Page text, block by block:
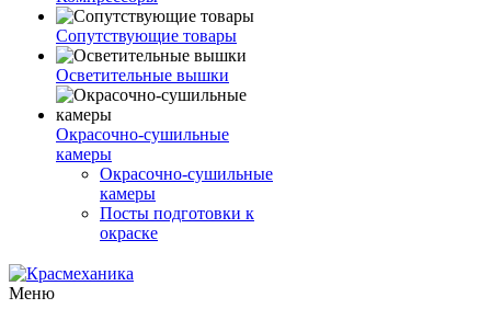
Сопутствующие товары
Осветительные вышки
Окрасочно-сушильные
камеры
Окрасочно-сушильные
камеры
Посты подготовки к
окраске
Меню